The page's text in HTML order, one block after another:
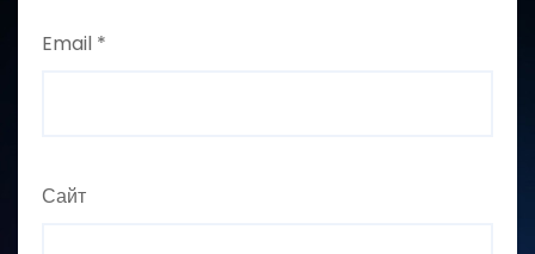
Email *
Сайт